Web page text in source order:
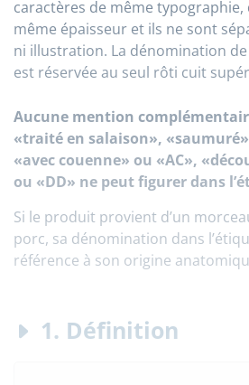
caractères de même typographie,
même épaisseur et ils ne sont
ni illustration. La dénomination
est réservée au seul rôti cuit
Aucune mention
«traité en salaison»,
«avec couenne» ou «AC»,
ou «DD» ne peut figurer dans
Si le produit provient d’un
porc, sa dénomination dans
référence à son origine
1. Définition